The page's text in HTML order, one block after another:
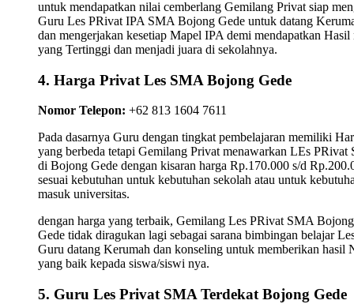
untuk mendapatkan nilai cemberlang Gemilang Privat siap
Guru Les PRivat IPA SMA Bojong Gede untuk datang
dan mengerjakan kesetiap Mapel IPA demi mendapatkan Hasil
yang Tertinggi dan menjadi juara di sekolahnya.
4. Harga Privat Les SMA Bojong Gede
Nomor Telepon: +62 813 1604 7611
Pada dasarnya Guru dengan tingkat pembelajaran memiliki
yang berbeda tetapi Gemilang Privat menawarkan LEs PRivat
di Bojong Gede dengan kisaran harga Rp.170.000 s/d
sesuai kebutuhan untuk kebutuhan sekolah atau untuk
masuk universitas.
dengan harga yang terbaik, Gemilang Les PRivat SMA Bojong
Gede tidak diragukan lagi sebagai sarana bimbingan belajar
Guru datang Kerumah dan konseling untuk memberikan hasil
yang baik kepada siswa/siswi nya.
5. Guru Les Privat SMA Terdekat Bojong Gede